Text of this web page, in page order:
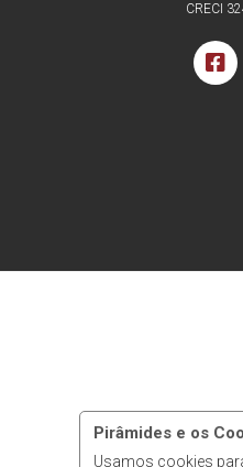
Pirâmides e os
Usamos cookies
CRECI